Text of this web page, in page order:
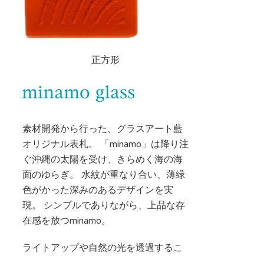
正方形
素材開発から行った、グラスアート藍
オリジナル表札。 「minamo」は降り注
ぐ沖縄の太陽を受け、きらめく海の海
面のゆらぎ。 水紋が重なり合い、薄緑
色がかった深みのあるデザインを実
現。 シンプルでありながら、上品な存
在感を放つminamo。
ライトアップや自然の光を透過するこ